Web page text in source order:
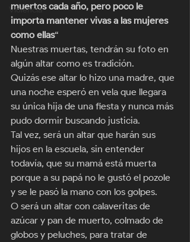
Violencia
muertos cada año, pero poco le
importa mantener vivas a las mujeres
como ellas“
Nuestras muertas, tendrán su foto en
algún altar como es tradición.
Quizás ese altar lo hizo una madre, que
una noche esperó en vela que llegara
su única hija de una fiesta y nunca más
pudo dormir buscando justicia.
Tal vez, será un altar que harán sus
hijos en la escuela, sin entender
todavía, que su mamá está muerta
porque a su papá no le gustó el pozole
y se le pasó la mano con los golpes.
O será un altar con calaveritas de
azúcar y pan de muerto, colmado de
globos y peluches, para tratar de